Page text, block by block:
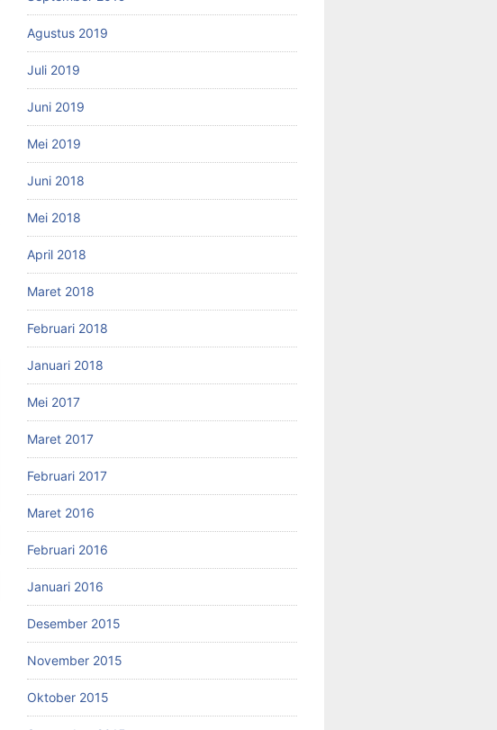
Agustus 2019
Juli 2019
Juni 2019
Mei 2019
Juni 2018
Mei 2018
April 2018
Maret 2018
Februari 2018
Januari 2018
Mei 2017
Maret 2017
Februari 2017
Maret 2016
Februari 2016
Januari 2016
Desember 2015
November 2015
Oktober 2015